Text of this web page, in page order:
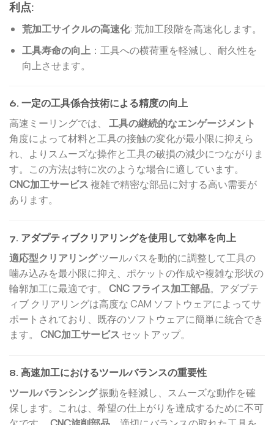
利点:
荒加工サイクルの高速化: 荒加工段階を高速化します。
工具寿命の向上：工具への横荷重を軽減し、耐久性を
向上させます。
6. 一定の工具係合技術による精度の向上
高速ミーリングでは、 工具の継続的なエンゲージメント
角度によって材料と工具の接触の変化が最小限に抑えら
れ、よりスムーズな操作と工具の破損の減少につながりま
す。この方法は特に次のような場合に適しています。
CNC加工サービス複雑で精密な部品に対する高い需要が
あります。
7. アダプティブクリアリングを使用して効率を向上
適応型クリアリングツールパスを動的に調整して工具の
噛み込みを最小限に抑え、ポケットの作成や複雑な形状の
輪郭加工に最適です。 CNC フライス加工部品。アダプテ
ィブ クリアリングは高度な CAM ソフトウェアによってサ
ポートされており、既存のソフトウェアに簡単に統合でき
ます。 CNC加工サービス セットアップ。
8. 高速加工におけるツールバランスの重要性
ツールバランシング振動を軽減し、スムーズな動作を確
保します。これは、希望の仕上がりを達成するために不可